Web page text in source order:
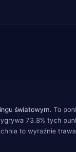
światowym. To
73.8% tych
to wyraźnie